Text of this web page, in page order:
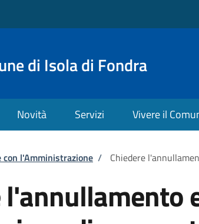
di Isola di Fondra
Novità Servizi Vivere il
pane
con l'Amministrazione / Chiedere
l'annullamento